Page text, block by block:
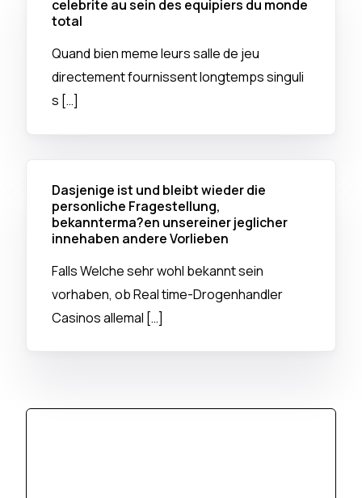
celebrite au sein des equipiers du monde
total
Quand bien meme leurs salle de jeu
directement fournissent longtemps singuli
s […]
Dasjenige ist und bleibt wieder die
personliche Fragestellung,
bekannterma?en unsereiner jeglicher
innehaben andere Vorlieben
Falls Welche sehr wohl bekannt sein
vorhaben, ob Real time-Drogenhandler
Casinos allemal […]